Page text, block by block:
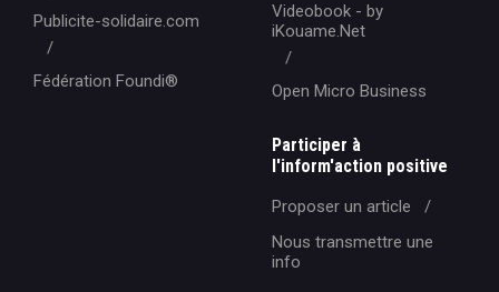
Publicite-solidaire.com
Fédération Foundi®️
Videobook - by
iKouame.Net
Open Micro Business
Participer à
l'inform'action positive
Proposer un article
Nous transmettre une
info